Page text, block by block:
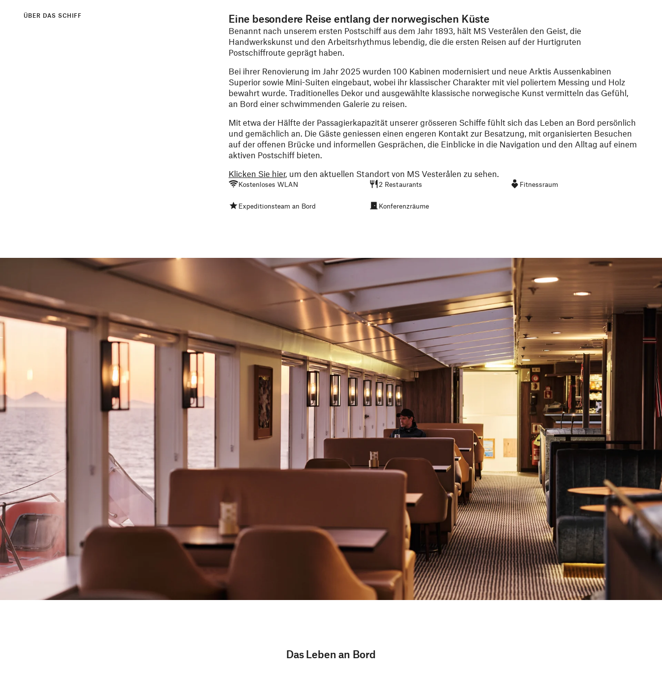
ÜBER DAS SCHIFF Eine besondere Reise entlang der norwegischen Küste
Benannt nach unserem ersten Postschiff aus dem Jahr 1893, hält MS Vesterålen den Geist, die
Handwerkskunst und den Arbeitsrhythmus lebendig, die die ersten Reisen auf der Hurtigruten
Postschiffroute geprägt haben.
Bei ihrer Renovierung im Jahr 2025 wurden 100 Kabinen modernisiert und neue Arktis Aussenkabinen
Superior sowie Mini-Suiten eingebaut, wobei ihr klassischer Charakter mit viel poliertem Messing und Holz
bewahrt wurde. Traditionelles Dekor und ausgewählte klassische norwegische Kunst vermitteln das Gefühl,
an Bord einer schwimmenden Galerie zu reisen.
Mit etwa der Hälfte der Passagierkapazität unserer grösseren Schiffe fühlt sich das Leben an Bord persönlich
und gemächlich an. Die Gäste geniessen einen engeren Kontakt zur Besatzung, mit organisierten Besuchen
auf der offenen Brücke und informellen Gesprächen, die Einblicke in die Navigation und den Alltag auf einem
aktiven Postschiff bieten.
Klicken Sie hier, um den aktuellen Standort von MS Vesterålen zu sehen.
Kostenloses WLAN 2 Restaurants Fitnessraum
Expeditionsteam an Bord Konferenzräume
Das Leben an Bord